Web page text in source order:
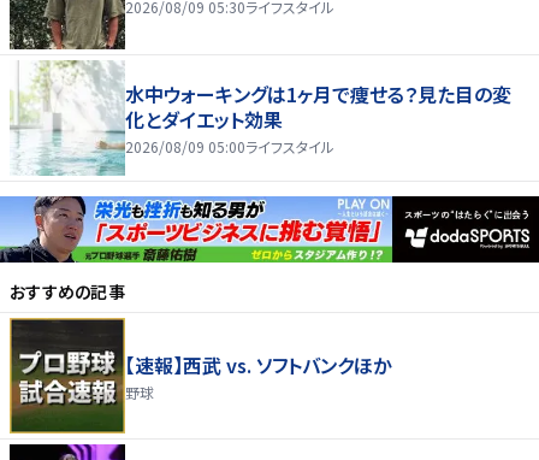
2026/08/09 05:30ライフスタイル
水中ウォーキングは1ヶ月で痩せる？見た目の変
化とダイエット効果
2026/08/09 05:00ライフスタイル
おすすめの記事
【速報】西武 vs. ソフトバンクほか
野球